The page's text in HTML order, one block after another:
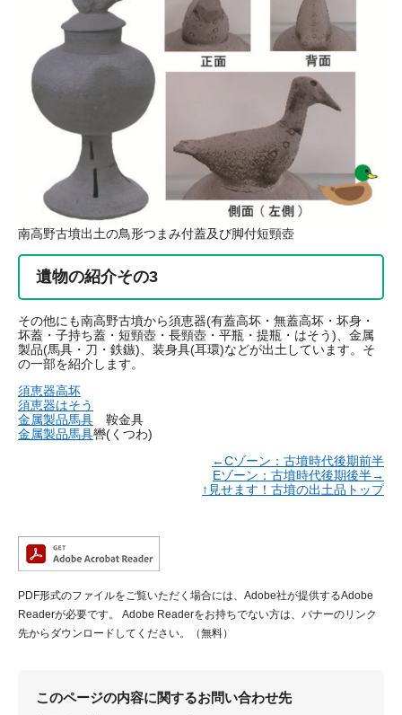
南高野古墳出土の鳥形つまみ付蓋及び脚付短頸壺
遺物の紹介その3
その他にも南高野古墳から須恵器(有蓋高坏・無蓋高坏・坏身・
坏蓋・子持ち蓋・短頸壺・長頸壺・平瓶・提瓶・はそう)、金属
製品(馬具・刀・鉄鏃)、装身具(耳環)などが出土しています。そ
の一部を紹介します。
須恵器高坏
須恵器はそう
金属製品馬具 鞍金具
金属製品馬具轡(くつわ)
←Cゾーン：古墳時代後期前半
Eゾーン：古墳時代後期後半→
↑見せます！古墳の出土品トップ
PDF形式のファイルをご覧いただく場合には、Adobe社が提供するAdobe
Readerが必要です。
Adobe Readerをお持ちでない方は、バナーのリンク
先からダウンロードしてください。（無料）
このページの内容に関するお問い合わせ先